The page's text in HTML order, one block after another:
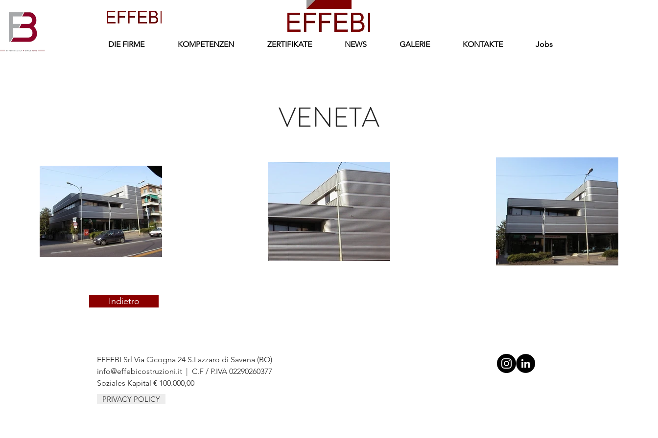
DIE FIRME KOMPETENZEN ZERTIFIKATE NEWS GALERIE KONTAKTE Jobs
VENETA
Indietro
EFFEBI Srl Via Cicogna 24 S.Lazzaro di Savena (BO)
info@effebicostruzioni.it | C.F / P.IVA 02290260377
Soziales Kapital € 100.000,00
PRIVACY POLICY